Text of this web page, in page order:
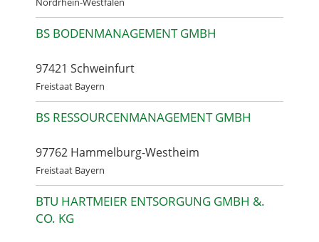
BS BODENMANAGEMENT GMBH
97421 Schweinfurt
Freistaat Bayern
BS RESSOURCENMANAGEMENT GMBH
97762 Hammelburg-Westheim
Freistaat Bayern
BTU HARTMEIER ENTSORGUNG GMBH &.
CO. KG